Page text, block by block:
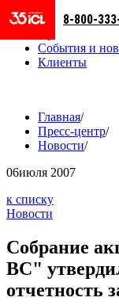
Направления
События и
Клиенты
8-800-
Главная/
Пресс-центр/
Новости/
06июля 2007
к списку
Новости
Собрание
ВС"
отчетность